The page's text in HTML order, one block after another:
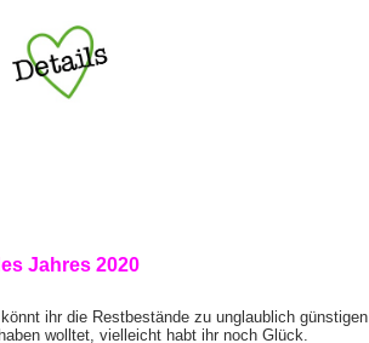
Jahres 2020
ihr die Restbestände zu unglaublich günstigen
wolltet, vielleicht habt ihr noch Glück.